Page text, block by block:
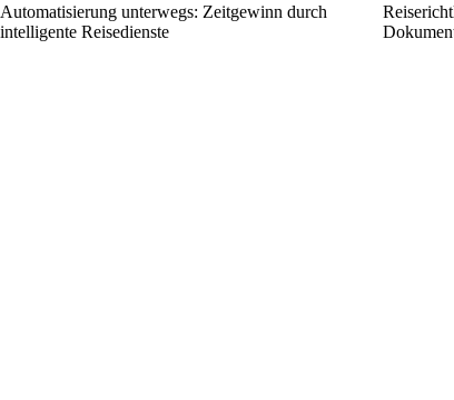
Automatisierung unterwegs: Zeitgewinn durch
intelligente Reisedienste